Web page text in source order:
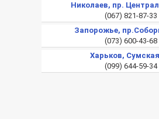
Николаев, пр.
(067) 821-87-33
Запорожье,
(073) 600-43-68
Харьков,
(099) 644-59-34